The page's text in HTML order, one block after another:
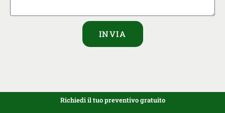
INVIA
Richiedi il tuo preventivo gratuito